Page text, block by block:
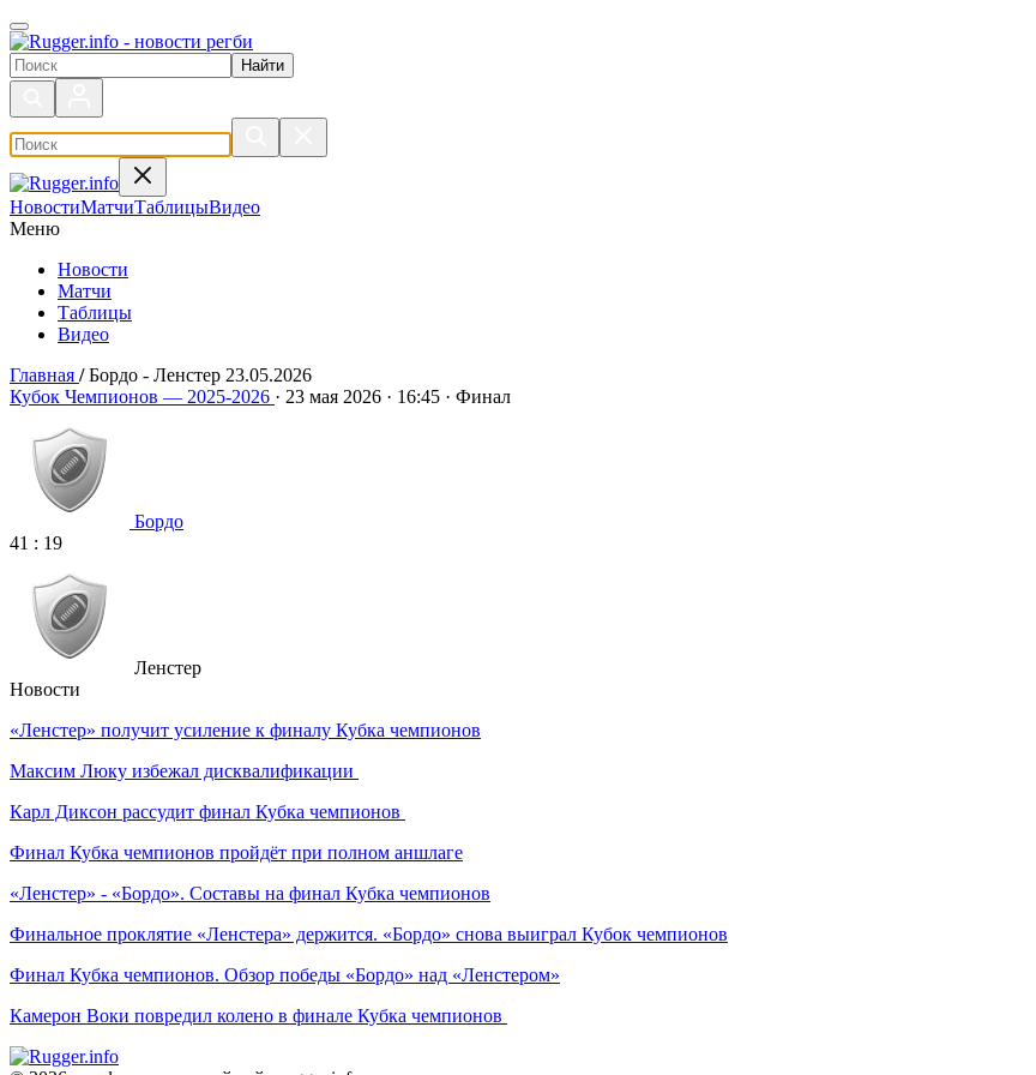
Поиск по сайту
НовостиМатчиТаблицыВидео
Меню
Новости
Матчи
Таблицы
Видео
Главная / Бордо - Ленстер 23.05.2026
Бордо - Ленстер 23.05.2026
Кубок Чемпионов — 2025-2026 · 23 мая 2026 · 16:45 · Финал
Бордо
41 : 19
Ленстер
Новости
«Ленстер» получит усиление к финалу Кубка чемпионов
Максим Люку избежал дисквалификации
Карл Диксон рассудит финал Кубка чемпионов
Финал Кубка чемпионов пройдёт при полном аншлаге
«Ленстер» - «Бордо». Составы на финал Кубка чемпионов
Финальное проклятие «Ленстера» держится. «Бордо» снова выиграл Кубок чемпионов
Финал Кубка чемпионов. Обзор победы «Бордо» над «Ленстером»
Камерон Воки повредил колено в финале Кубка чемпионов